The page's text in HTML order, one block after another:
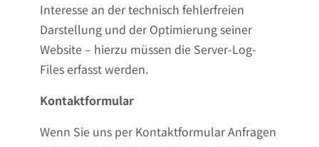
Interesse an der technisch fehlerfreien
Darstellung und der Optimierung seiner
Website – hierzu müssen die Server-Log-
Files erfasst werden.
Kontaktformular
Wenn Sie uns per Kontaktformular Anfragen